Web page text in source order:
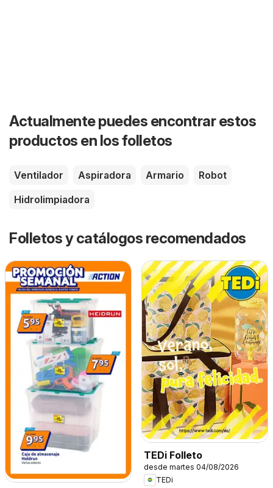
Actualmente puedes encontrar estos
productos en los folletos
Ventilador Aspiradora Armario
Robot
Hidrolimpiadora
Folletos y catálogos recomendados
TEDi Folleto
desde martes 04/08/2026
TEDi